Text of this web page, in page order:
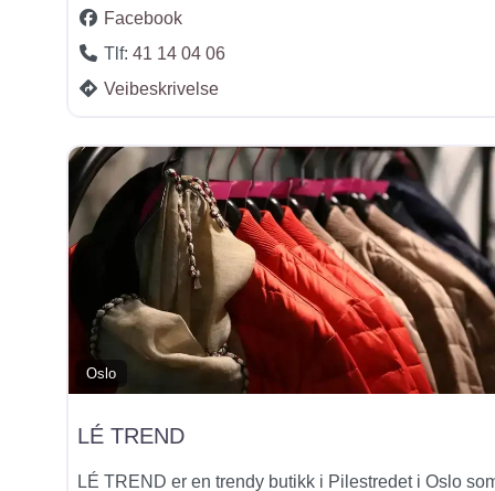
Facebook
Tlf: 41 14 04 06
Veibeskrivelse
Oslo
LÉ TREND
LÉ TREND er en trendy butikk i Pilestredet i Oslo